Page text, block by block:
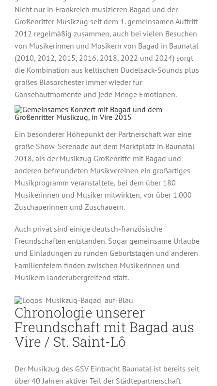
Nicht nur in Frankreich musizieren Bagad und der
Großenritter Musikzug seit dem 1. gemeinsamen Auftritt
2012 regelmäßig zusammen, auch bei vielen Besuchen
von Musikerinnen und Musikern von Bagad in Baunatal
(2010, 2012, 2015, 2016, 2018, 2022 und 2024) sorgt
die Kombination aus keltischen Dudelsack-Sounds plus
großes Blasorchester immer wieder für
Gänsehautmomente und jede Menge Emotionen.
Ein besonderer Höhepunkt der Partnerschaft war eine
große Show-Serenade auf dem Marktplatz in Baunatal
2018, als der Musikzug Großenritte mit Bagad und
anderen befreundeten Musikvereinen ein großartiges
Musikprogramm veranstaltete, bei dem über 180
Musikerinnen und Musiker mitwirkten, vor über 1.000
Zuschauerinnen und Zuschauern.
Auch privat sind einige deutsch-französische
Freundschaften entstanden. Sogar gemeinsame Urlaube
und Einladungen zu runden Geburtstagen und anderen
Familienfeiern finden zwischen Musikerinnen und
Musikern länderübergreifend statt.
Chronologie unserer
Freundschaft mit Bagad aus
Vire / St. Saint-Lô
Der Musikzug des GSV Eintracht Baunatal ist bereits seit
über 40 Jahren aktiver Teil der Städtepartnerschaft